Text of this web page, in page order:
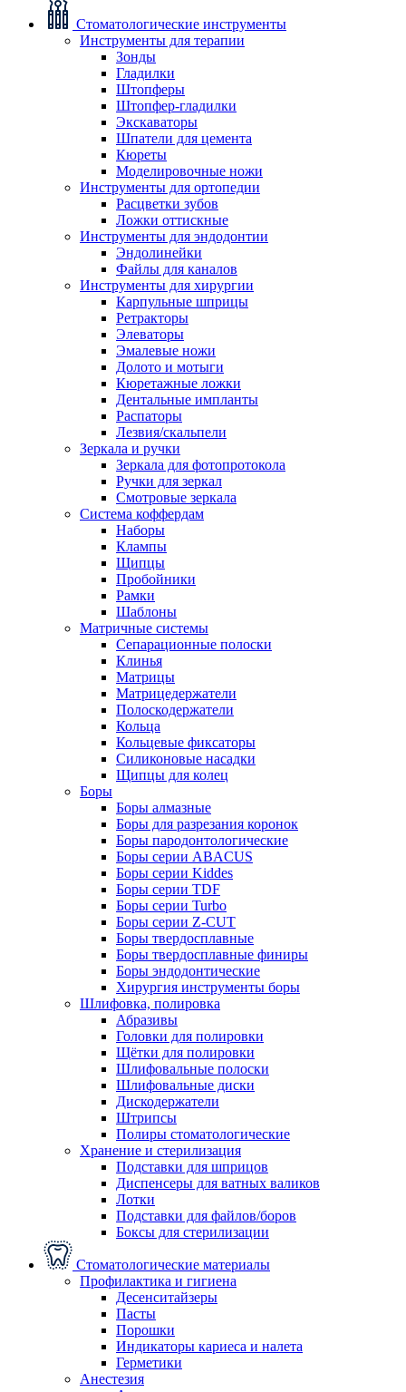
Стоматологические инструменты
Инструменты для терапии
Зонды
Гладилки
Штопферы
Штопфер-гладилки
Экскаваторы
Шпатели для цемента
Кюреты
Моделировочные ножи
Инструменты для ортопедии
Расцветки зубов
Ложки оттискные
Инструменты для эндодонтии
Эндолинейки
Файлы для каналов
Инструменты для хирургии
Карпульные шприцы
Ретракторы
Элеваторы
Эмалевые ножи
Долото и мотыги
Кюретажные ложки
Дентальные импланты
Распаторы
Лезвия/скальпели
Зеркала и ручки
Зеркала для фотопротокола
Ручки для зеркал
Смотровые зеркала
Система коффердам
Наборы
Клампы
Щипцы
Пробойники
Рамки
Шаблоны
Матричные системы
Сепарационные полоски
Клинья
Матрицы
Матрицедержатели
Полоскодержатели
Кольца
Кольцевые фиксаторы
Силиконовые насадки
Щипцы для колец
Боры
Боры алмазные
Боры для разрезания коронок
Боры пародонтологические
Боры серии ABACUS
Боры серии Kiddes
Боры серии TDF
Боры серии Turbo
Боры серии Z-CUT
Боры твердосплавные
Боры твердосплавные финиры
Боры эндодонтические
Хирургия инструменты боры
Шлифовка, полировка
Абразивы
Головки для полировки
Щётки для полировки
Шлифовальные полоски
Шлифовальные диски
Дискодержатели
Штрипсы
Полиры стоматологические
Хранение и стерилизация
Подставки для шприцов
Диспенсеры для ватных валиков
Лотки
Подставки для файлов/боров
Боксы для стерилизации
Стоматологические материалы
Профилактика и гигиена
Десенситайзеры
Пасты
Порошки
Индикаторы кариеса и налета
Герметики
Анестезия